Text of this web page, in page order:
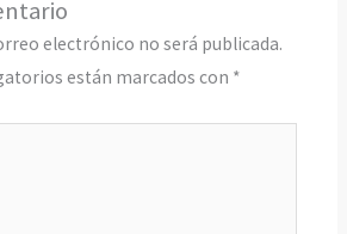
electrónico no será publicada.
están marcados con *